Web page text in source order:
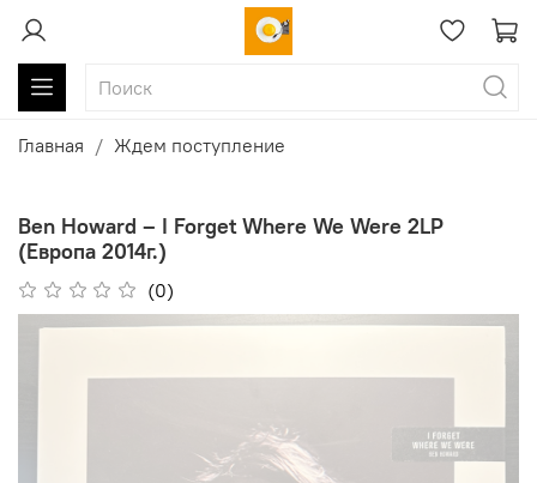
Главная Ждем поступление
Ben Howard ‎– I Forget Where We Were 2LP
(Европа 2014г.)
(0)